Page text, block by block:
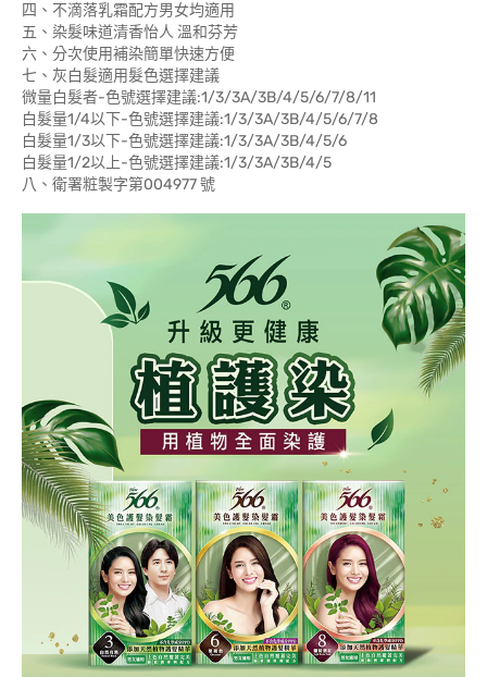
四、不滴落乳霜配方男女均適用
五、染髮味道清香怡人 溫和芬芳
六、分次使用補染簡單快速方便
七、灰白髮適用髮色選擇建議
微量白髮者-色號選擇建議:1/3/3A/3B/4/5/6/7/8/11
白髮量1/4以下-色號選擇建議:1/3/3A/3B/4/5/6/7/8
白髮量1/3以下-色號選擇建議:1/3/3A/3B/4/5/6
白髮量1/2以上-色號選擇建議:1/3/3A/3B/4/5
八、衛署粧製字第004977 號